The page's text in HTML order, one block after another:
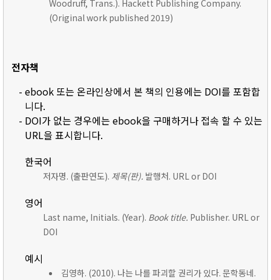
Woodruff, Trans.). Hackett Publishing Company.
(Original work published 2019)
전자책
- ebook 또는 온라인상에서 본 책의 인용에는 DOI를 포함합
니다.
- DOI가 없는 경우에는 ebook을 구매하거나 접속 할 수 있는
URL을 표시합니다.
한국어
저자명. (출판연도). 제목(판). 발행처. URL or DOI
영어
Last name, Initials. (Year). Book title. Publisher. URL or
DOI
예시
김영하. (2010). 나는 나를 파괴할 권리가 있다. 문학동네.